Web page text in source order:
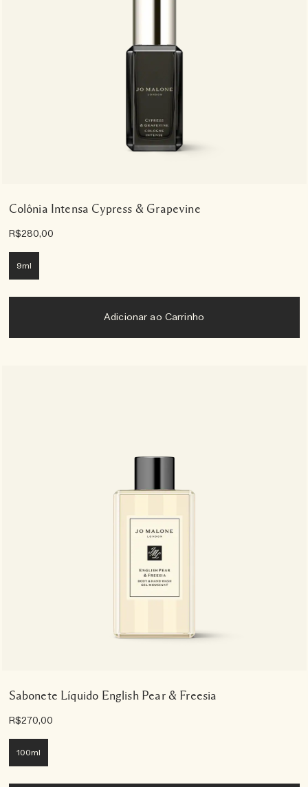
Colônia Intensa Cypress & Grapevine
R$280,00
9ml
Adicionar ao Carrinho
Sabonete Líquido English Pear & Freesia
R$270,00
100ml